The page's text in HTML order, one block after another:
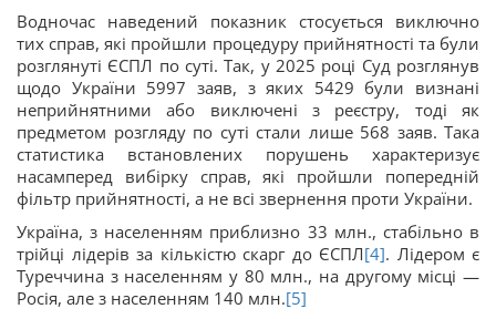
Водночас наведений показник стосується виключно
тих справ, які пройшли процедуру прийнятності та були
розглянуті ЄСПЛ по суті. Так, у 2025 році Суд розглянув
щодо України 5997 заяв, з яких 5429 були визнані
неприйнятними або виключені з реєстру, тоді як
предметом розгляду по суті стали лише 568 заяв. Така
статистика встановлених порушень характеризує
насамперед вибірку справ, які пройшли попередній
фільтр прийнятності, а не всі звернення проти України.
Україна, з населенням приблизно 33 млн., стабільно в
трійці лідерів за кількістю скарг до ЄСПЛ[4]. Лідером є
Туреччина з населенням у 80 млн., на другому місці —
Росія, але з населенням 140 млн.[5]